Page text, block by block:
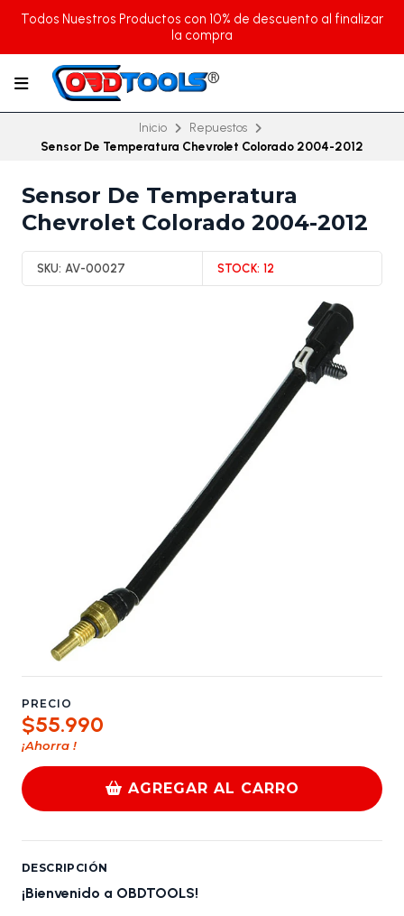
Todos Nuestros Productos con 10% de descuento al finalizar
la compra
Inicio
Repuestos
Sensor De Temperatura Chevrolet Colorado 2004-2012
Sensor De Temperatura
Chevrolet Colorado 2004-2012
SKU: AV-00027 STOCK: 12
PRECIO
$55.990
¡Ahorra !
AGREGAR AL CARRO
DESCRIPCIÓN
¡Bienvenido a OBDTOOLS!